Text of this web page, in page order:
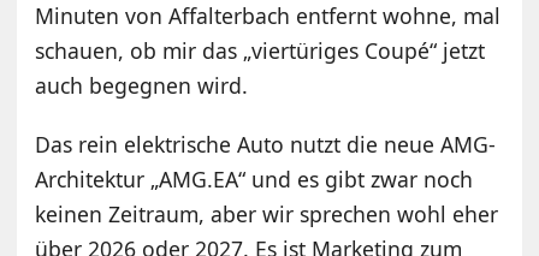
Minuten von Affalterbach entfernt wohne, mal
schauen, ob mir das „viertüriges Coupé“ jetzt
auch begegnen wird.
Das rein elektrische Auto nutzt die neue AMG-
Architektur „AMG.EA“ und es gibt zwar noch
keinen Zeitraum, aber wir sprechen wohl eher
über 2026 oder 2027. Es ist Marketing zum